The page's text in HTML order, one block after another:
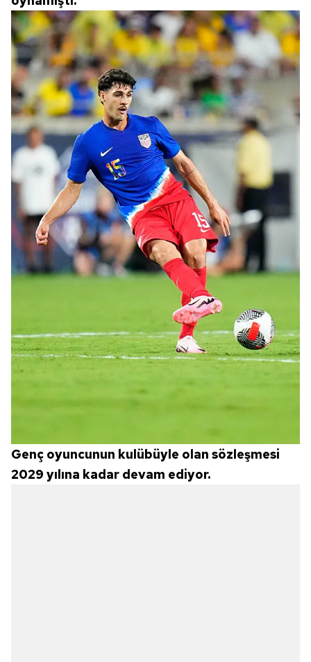
Genç oyuncunun kulübüyle olan sözleşmesi
2029 yılına kadar devam ediyor.